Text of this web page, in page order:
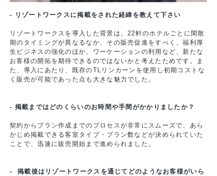
- リゾートワークスに掲載をされた経緯を教えて下さい
リゾートワークスを導入した背景は、22軒のホテルごとに閑散
期のタイミングが異なるなか、その販売促進をすべく、福利厚
生ビジネスの強化のほか、ワーケーションの利用など、新たな
お客様の開拓を期待できるのではないかと考えたためです。ま
た、導入にあたり、既存のTLリンカーンを使用し初期コストな
く販売が可能であった点も大きな魅力でした。
- 掲載まではどのくらいのお時間や手間がかかりましたか？
契約からプラン作成までのプロセスが非常にスムーズで、あら
かじめ掲載できる客室タイプ・プラン数などが決められていた
ことで、迅速に販売開始まで進められました。
- 掲載後はリゾートワークスを通じてどのようなお客様がいら